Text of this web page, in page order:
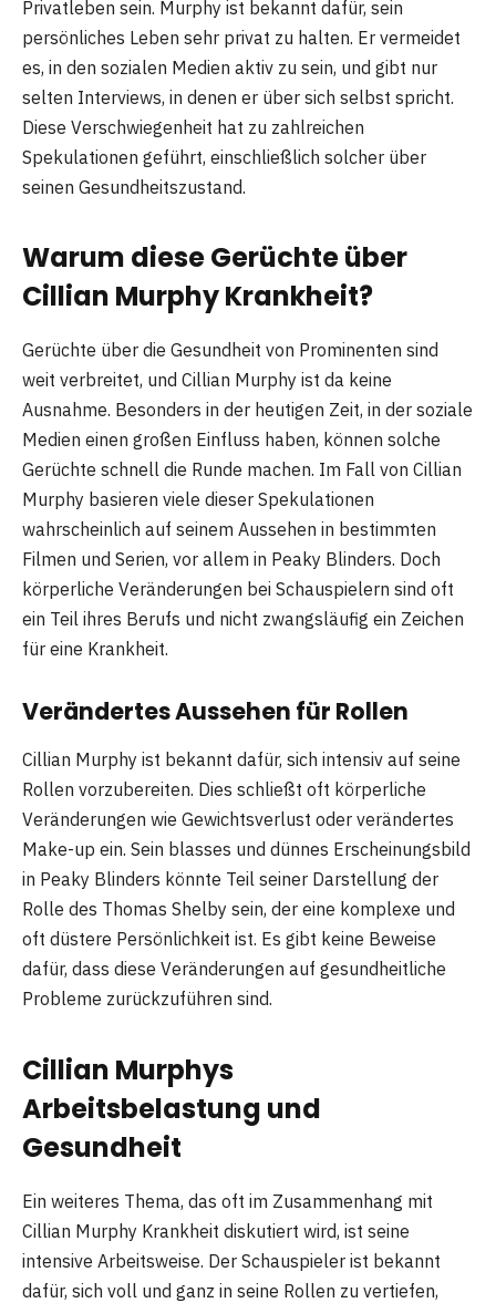
Privatleben sein. Murphy ist bekannt dafür, sein
persönliches Leben sehr privat zu halten. Er vermeidet
es, in den sozialen Medien aktiv zu sein, und gibt nur
selten Interviews, in denen er über sich selbst spricht.
Diese Verschwiegenheit hat zu zahlreichen
Spekulationen geführt, einschließlich solcher über
seinen Gesundheitszustand.
Warum diese Gerüchte über
Cillian Murphy Krankheit?
Gerüchte über die Gesundheit von Prominenten sind
weit verbreitet, und Cillian Murphy ist da keine
Ausnahme. Besonders in der heutigen Zeit, in der soziale
Medien einen großen Einfluss haben, können solche
Gerüchte schnell die Runde machen. Im Fall von Cillian
Murphy basieren viele dieser Spekulationen
wahrscheinlich auf seinem Aussehen in bestimmten
Filmen und Serien, vor allem in Peaky Blinders. Doch
körperliche Veränderungen bei Schauspielern sind oft
ein Teil ihres Berufs und nicht zwangsläufig ein Zeichen
für eine Krankheit.
Verändertes Aussehen für Rollen
Cillian Murphy ist bekannt dafür, sich intensiv auf seine
Rollen vorzubereiten. Dies schließt oft körperliche
Veränderungen wie Gewichtsverlust oder verändertes
Make-up ein. Sein blasses und dünnes Erscheinungsbild
in Peaky Blinders könnte Teil seiner Darstellung der
Rolle des Thomas Shelby sein, der eine komplexe und
oft düstere Persönlichkeit ist. Es gibt keine Beweise
dafür, dass diese Veränderungen auf gesundheitliche
Probleme zurückzuführen sind.
Cillian Murphys
Arbeitsbelastung und
Gesundheit
Ein weiteres Thema, das oft im Zusammenhang mit
Cillian Murphy Krankheit diskutiert wird, ist seine
intensive Arbeitsweise. Der Schauspieler ist bekannt
dafür, sich voll und ganz in seine Rollen zu vertiefen,